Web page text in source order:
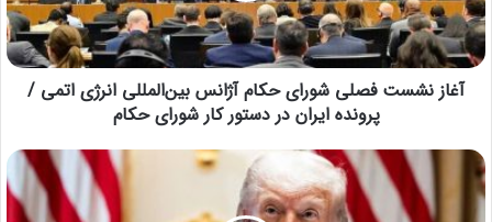
آغاز نشست فصلی شورای حکام آژانس بین‌المللی انرژی اتمی /
پرونده ایران در دستور کار شورای حکام